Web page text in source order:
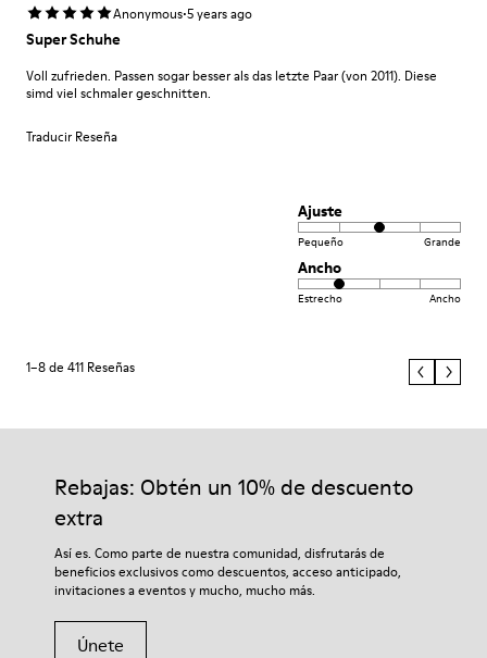
Anonymous·5 years ago
Super Schuhe
Voll zufrieden. Passen sogar besser als das letzte Paar (von 2011). Diese
simd viel schmaler geschnitten.
Traducir Reseña
Ajuste
Pequeño Grande
Ancho
Estrecho Ancho
1–8 de 411 Reseñas
Rebajas: Obtén un 10% de descuento
extra
Así es. Como parte de nuestra comunidad, disfrutarás de
beneficios exclusivos como descuentos, acceso anticipado,
invitaciones a eventos y mucho, mucho más.
Únete